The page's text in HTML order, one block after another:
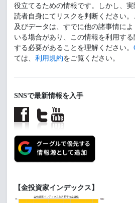
役立てるための情報です。しかし、実
読者自身にてリスクを判断ください
及びデータは、すでに他の諸事情に
いる場合があり、この情報を利用す
する必要があることを理解ください。
ては、 利用規約をご覧ください。
SNSで最新情報を入手
【金投資家インデックス】